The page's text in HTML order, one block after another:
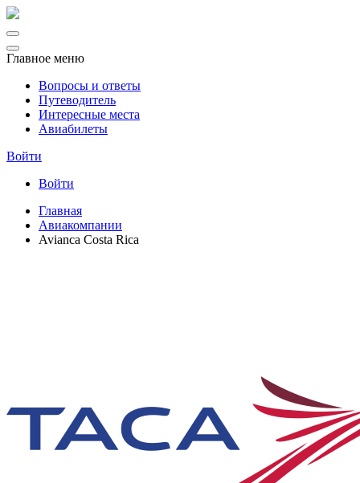
Главное меню
Вопросы и ответы
Путеводитель
Интересные места
Авиабилеты
Войти
Войти
Главная
Авиакомпании
Avianca Costa Rica